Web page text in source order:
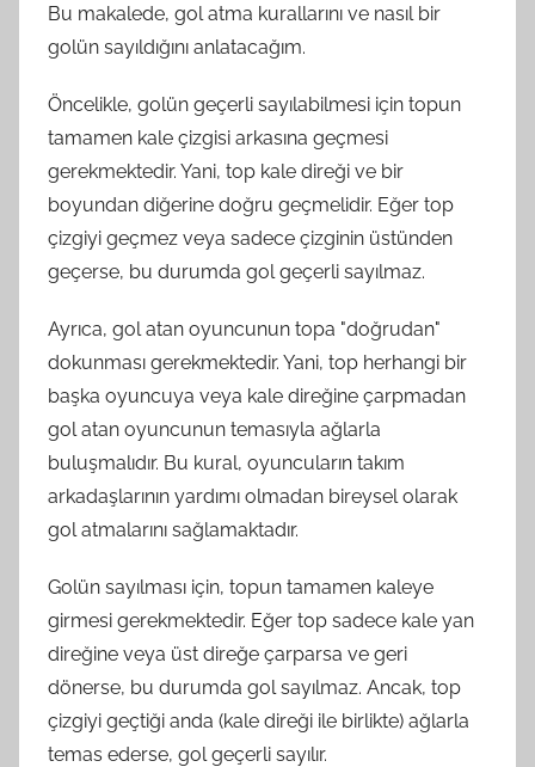
Bu makalede, gol atma kurallarını ve nasıl bir
golün sayıldığını anlatacağım.
Öncelikle, golün geçerli sayılabilmesi için topun
tamamen kale çizgisi arkasına geçmesi
gerekmektedir. Yani, top kale direği ve bir
boyundan diğerine doğru geçmelidir. Eğer top
çizgiyi geçmez veya sadece çizginin üstünden
geçerse, bu durumda gol geçerli sayılmaz.
Ayrıca, gol atan oyuncunun topa "doğrudan"
dokunması gerekmektedir. Yani, top herhangi bir
başka oyuncuya veya kale direğine çarpmadan
gol atan oyuncunun temasıyla ağlarla
buluşmalıdır. Bu kural, oyuncuların takım
arkadaşlarının yardımı olmadan bireysel olarak
gol atmalarını sağlamaktadır.
Golün sayılması için, topun tamamen kaleye
girmesi gerekmektedir. Eğer top sadece kale yan
direğine veya üst direğe çarparsa ve geri
dönerse, bu durumda gol sayılmaz. Ancak, top
çizgiyi geçtiği anda (kale direği ile birlikte) ağlarla
temas ederse, gol geçerli sayılır.